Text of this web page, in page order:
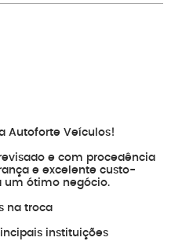
Autoforte Veículos!
e com procedência
e excelente custo-
um ótimo negócio.
na troca
instituições